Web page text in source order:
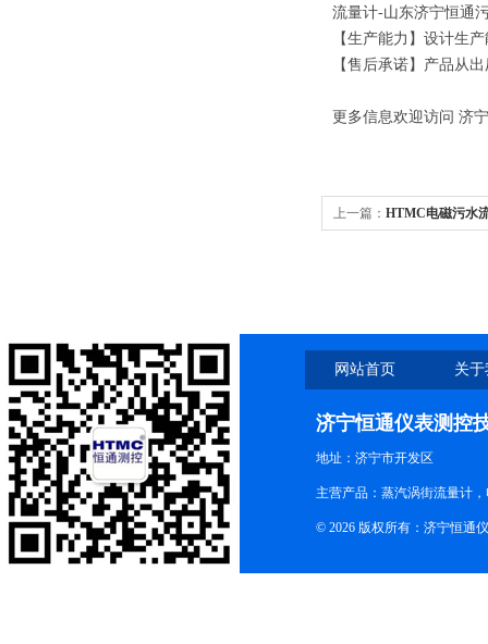
流量计-山东济宁恒通
【生产能力】设计生
【售后承诺】产品从
更多信息欢迎访问 济
上一篇： HTMC电磁污水
网站首页 关
济宁恒通仪表测控
地址：济宁市开发区
主营产品：蒸汽涡街流量计
© 2026 版权所有：济宁恒通